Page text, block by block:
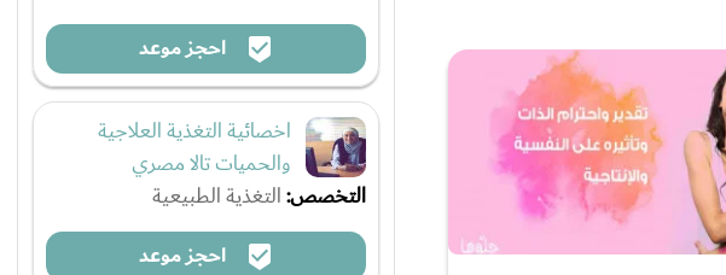
احجز موعد
اخصائية التغذية العلاجية
والحميات تالا مصري
التخصص:التغذية الطبيعية
احجز موعد